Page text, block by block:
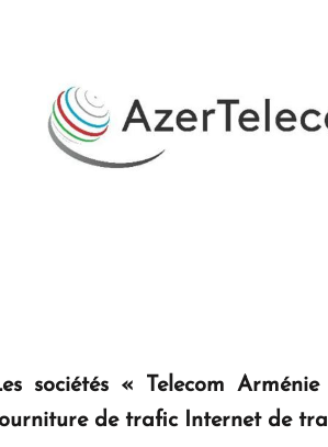
sociétés « Telecom
de trafic Internet de